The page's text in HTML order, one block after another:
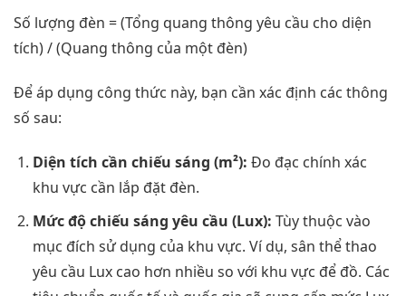
Số lượng đèn = (Tổng quang thông yêu cầu cho diện
tích) / (Quang thông của một đèn)
Để áp dụng công thức này, bạn cần xác định các thông
số sau:
Diện tích cần chiếu sáng (m²): Đo đạc chính xác
khu vực cần lắp đặt đèn.
Mức độ chiếu sáng yêu cầu (Lux): Tùy thuộc vào
mục đích sử dụng của khu vực. Ví dụ, sân thể thao
yêu cầu Lux cao hơn nhiều so với khu vực để đồ. Các